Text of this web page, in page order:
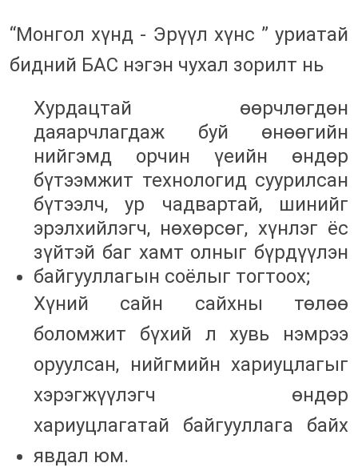
“Монгол хүнд - Эрүүл хүнс ” уриатай
бидний БАС нэгэн чухал зорилт нь
Хурдацтай өөрчлөгдөн
даяарчлагдаж буй өнөөгийн
нийгэмд орчин үеийн өндөр
бүтээмжит технологид суурилсан
бүтээлч, ур чадвартай, шинийг
эрэлхийлэгч, нөхөрсөг, хүнлэг ёс
зүйтэй баг хамт олныг бүрдүүлэн
байгууллагын соёлыг тогтоох;
Хүний сайн сайхны төлөө
боломжит бүхий л хувь нэмрээ
оруулсан, нийгмийн хариуцлагыг
хэрэгжүүлэгч өндөр
хариуцлагатай байгууллага байх
явдал юм.